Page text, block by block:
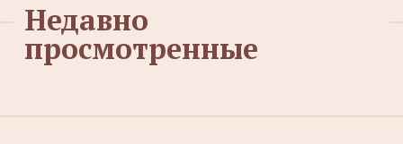
Недавно
просмотренные